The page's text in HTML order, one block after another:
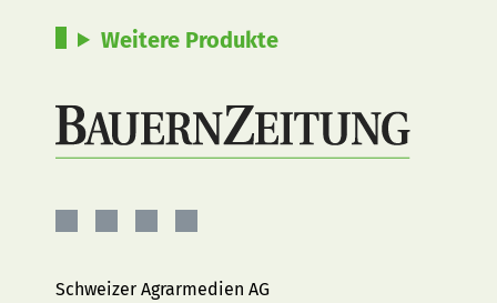
Weitere Produkte
Facebook
Instagram
YouTubeLinkedIn
Schweizer Agrarmedien AG